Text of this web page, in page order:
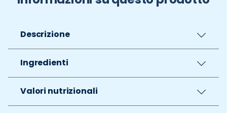
Descrizione
Ingredienti
Valori nutrizionali